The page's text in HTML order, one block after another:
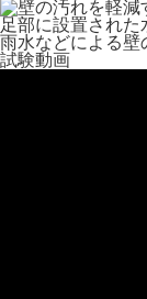
足部に設置され
雨水などによる壁
試験動画